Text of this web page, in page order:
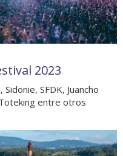
2023
SFDK, Juancho
entre otros